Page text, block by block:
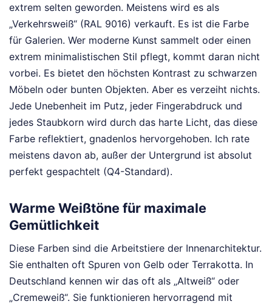
extrem selten geworden. Meistens wird es als
„Verkehrsweiß“ (RAL 9016) verkauft. Es ist die Farbe
für Galerien. Wer moderne Kunst sammelt oder einen
extrem minimalistischen Stil pflegt, kommt daran nicht
vorbei. Es bietet den höchsten Kontrast zu schwarzen
Möbeln oder bunten Objekten. Aber es verzeiht nichts.
Jede Unebenheit im Putz, jeder Fingerabdruck und
jedes Staubkorn wird durch das harte Licht, das diese
Farbe reflektiert, gnadenlos hervorgehoben. Ich rate
meistens davon ab, außer der Untergrund ist absolut
perfekt gespachtelt (Q4-Standard).
Warme Weißtöne für maximale
Gemütlichkeit
Diese Farben sind die Arbeitstiere der Innenarchitektur.
Sie enthalten oft Spuren von Gelb oder Terrakotta. In
Deutschland kennen wir das oft als „Altweiß“ oder
„Cremeweiß“. Sie funktionieren hervorragend mit